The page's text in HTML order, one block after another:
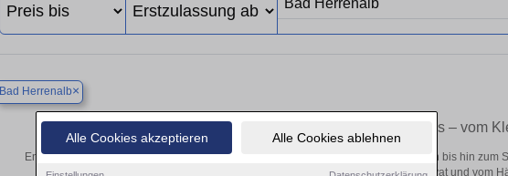
Alle Cookies akzeptieren Alle Cookies ablehnen
Bad Herrenalb×
Finden Sie in Bad Herrenalb Ihren gebrauchten Mercedes – vom
Entdecken Sie in Bad Herrenalb gebrauchte Mercedes Fahrzeuge. Von Kleinwagen bis hin zum
Gebrauchtwagen in Bad Herrenalb von privat und vom